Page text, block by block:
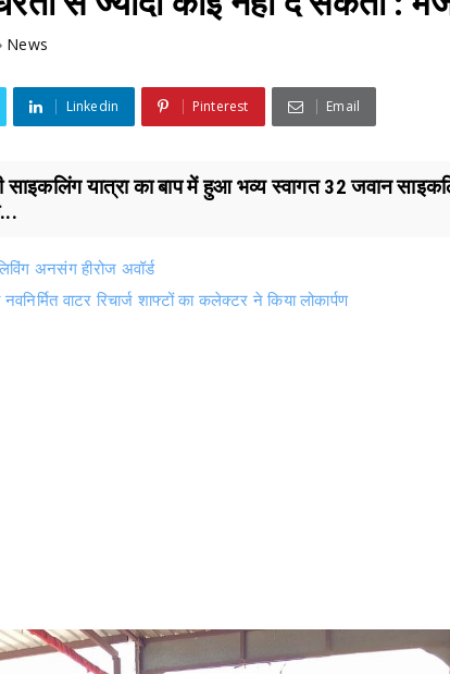
News
Linkedin Pinterest Email
साइकलिंग यात्रा का बाप में हुआ भव्य स्वागत 32 जवान
अनसंग हीरोज अवॉर्ड
वाटर रिचार्ज शाफ्टों का कलेक्टर ने किया लोकार्पण